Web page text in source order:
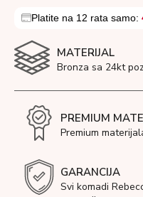
Platite na 12 rata samo:
MATERIJAL
Bronza sa 24kt
PREMIUM
Premium
GARANCIJA
Svi komadi